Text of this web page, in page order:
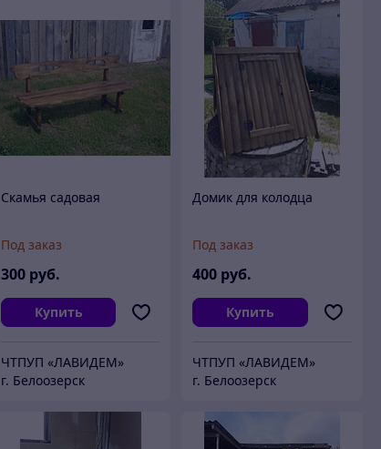
Скамья садовая
Под заказ
300 руб.
Купить
ЧТПУП «ЛАВИДЕМ»
г. Белоозерск
Домик для колодца
Под заказ
400 руб.
Купить
ЧТПУП «ЛАВИДЕМ»
г. Белоозерск